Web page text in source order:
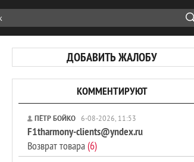
ДОБАВИТЬ ЖАЛОБУ
КОММЕНТИРУЮТ
ПЁТР БОЙКО 6-08-2026, 11:53
F1tharmony-clients@yndex.ru
Возврат товара(6)